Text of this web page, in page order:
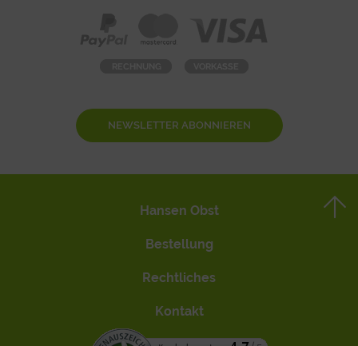
NEWSLETTER ABONNIEREN
Hansen Obst
Bestellung
Rechtliches
Kontakt